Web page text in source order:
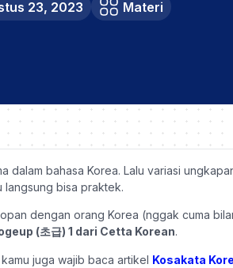
23, 2023 Materi
dalam bahasa Korea. Lalu variasi
langsung bisa praktek.
dengan orang Korea (nggak cuma
(초급) 1 dari Cetta Korean.
juga wajib baca artikel Kosakata